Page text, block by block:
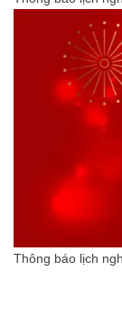
Thông báo lịch